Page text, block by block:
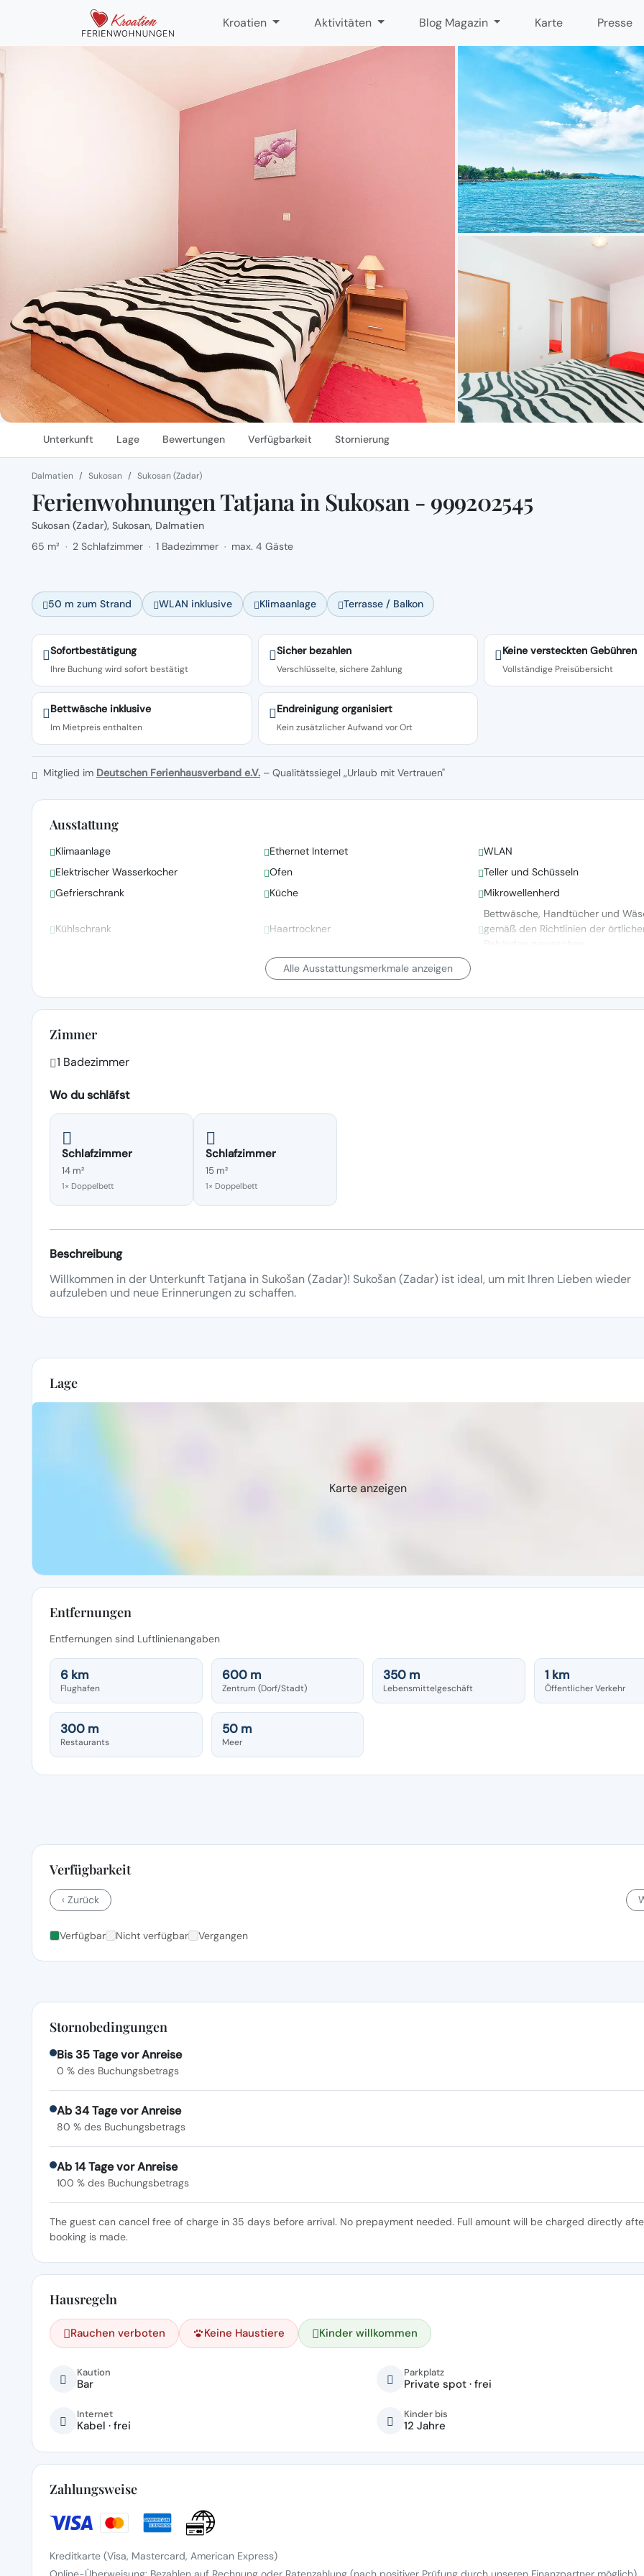
Kroatien Aktivitäten Blog Magazin Karte Presse
Unterkunft Lage Bewertungen Verfügbarkeit Stornierung
Dalmatien Sukosan Sukosan (Zadar)
Ferienwohnungen Tatjana in Sukosan - 999202545
Sukosan (Zadar), Sukosan, Dalmatien
65 m² · 2 Schlafzimmer · 1 Badezimmer · max. 4 Gäste
50 m zum Strand WLAN inklusive Klimaanlage Terrasse / Balkon
Sofortbestätigung
Ihre Buchung wird sofort bestätigt
Sicher bezahlen
Verschlüsselte, sichere Zahlung
Keine versteckten Gebühren
Vollständige Preisübersicht
Bettwäsche inklusive
Im Mietpreis enthalten
Endreinigung organisiert
Kein zusätzlicher Aufwand vor Ort
Mitglied im Deutschen Ferienhausverband e.V. – Qualitätssiegel „Urlaub mit Vertrauen"
Ausstattung
Klimaanlage Ethernet Internet
WLAN
Elektrischer Wasserkocher
Ofen
Teller und Schüsseln
Gefrierschrank
Küche Mikrowellenherd
Kühlschrank Haartrockner
Bettwäsche, Handtücher und
gemäß den Richtlinien der
Alle Ausstattungsmerkmale anzeigen
Zimmer
1 Badezimmer
Wo du schläfst
Schlafzimmer
14 m²
1× Doppelbett
Schlafzimmer
15 m²
1× Doppelbett
Beschreibung
Willkommen in der Unterkunft Tatjana in Sukošan (Zadar)! Sukošan (Zadar) ist ideal, um mit Ihren Lieben wieder
aufzuleben und neue Erinnerungen zu schaffen.
Lage
Karte anzeigen
Entfernungen
Entfernungen sind Luftlinienangaben
6 km
Flughafen
600 m
Zentrum (Dorf/Stadt)
350 m
Lebensmittelgeschäft
1 km
Öffentlicher Verkehr
300 m
Restaurants
50 m
Meer
Verfügbarkeit
‹ Zurück
Verfügbar Nicht verfügbar Vergangen
Stornobedingungen
Bis 35 Tage vor Anreise
0 % des Buchungsbetrags
Ab 34 Tage vor Anreise
80 % des Buchungsbetrags
Ab 14 Tage vor Anreise
100 % des Buchungsbetrags
The guest can cancel free of charge in 35 days before arrival. No prepayment needed. Full amount will be charged directly
booking is made.
Hausregeln
Rauchen verboten Keine Haustiere Kinder willkommen
Kaution
Bar
Parkplatz
Private spot · frei
Internet
Kabel · frei
Kinder bis
12 Jahre
Zahlungsweise
Kreditkarte (Visa, Mastercard, American Express)